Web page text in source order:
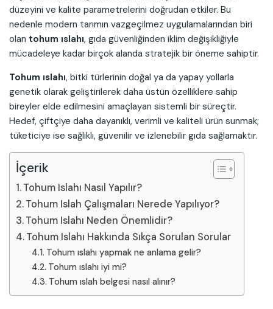
düzeyini ve kalite parametrelerini doğrudan etkiler. Bu
nedenle modern tarımın vazgeçilmez uygulamalarından biri
olan tohum ıslahı, gıda güvenliğinden iklim değişikliğiyle
mücadeleye kadar birçok alanda stratejik bir öneme sahiptir.
Tohum ıslahı, bitki türlerinin doğal ya da yapay yollarla
genetik olarak geliştirilerek daha üstün özelliklere sahip
bireyler elde edilmesini amaçlayan sistemli bir süreçtir.
Hedef, çiftçiye daha dayanıklı, verimli ve kaliteli ürün sunmak;
tüketiciye ise sağlıklı, güvenilir ve izlenebilir gıda sağlamaktır.
İçerik
Tohum Islahı Nasıl Yapılır?
Tohum Islah Çalışmaları Nerede Yapılıyor?
Tohum Islahı Neden Önemlidir?
Tohum Islahı Hakkında Sıkça Sorulan Sorular
Tohum ıslahı yapmak ne anlama gelir?
Tohum ıslahı iyi mi?
Tohum ıslah belgesi nasıl alınır?